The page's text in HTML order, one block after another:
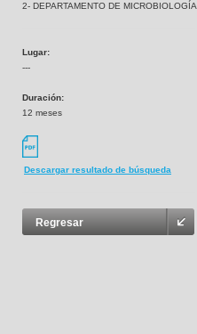
2- DEPARTAMENTO DE MICROBIOLOGÍA
Lugar:
---
Duración:
12 meses
Descargar resultado de búsqueda
Regresar